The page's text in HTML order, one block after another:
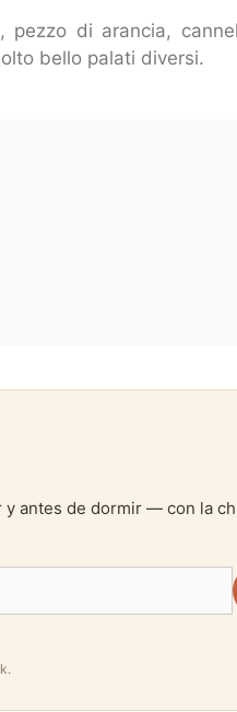
pezzo di arancia,
bello palati diversi.
y antes de dormir — con la